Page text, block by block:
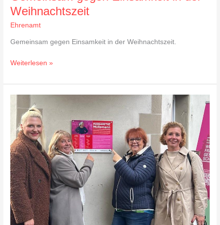
Weihnachtszeit
Ehrenamt
Gemeinsam gegen Einsamkeit in der Weihnachtszeit.
Weiterlesen »
NRW